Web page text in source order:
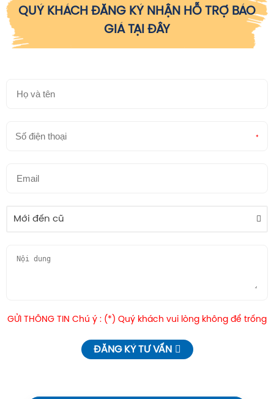
QUÝ KHÁCH ĐĂNG KÝ NHẬN HỖ TRỢ BÁO
GIÁ TẠI ĐÂY
*
Mới đến cũ
GỬI THÔNG TIN Chú ý : (*) Quý khách vui lòng không để trống
ĐĂNG KÝ TƯ VẤN